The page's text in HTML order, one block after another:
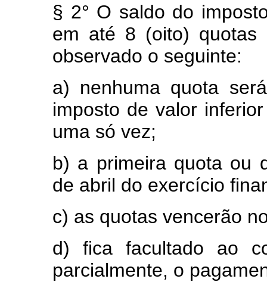
§ 2° O saldo do
em até 8 (oito) quotas
observado o seguinte:
a) nenhuma quota
imposto de valor
uma só vez;
b) a primeira quota ou
de abril do exercício
c) as quotas vencerão
d) fica facultado ao
parcialmente, o